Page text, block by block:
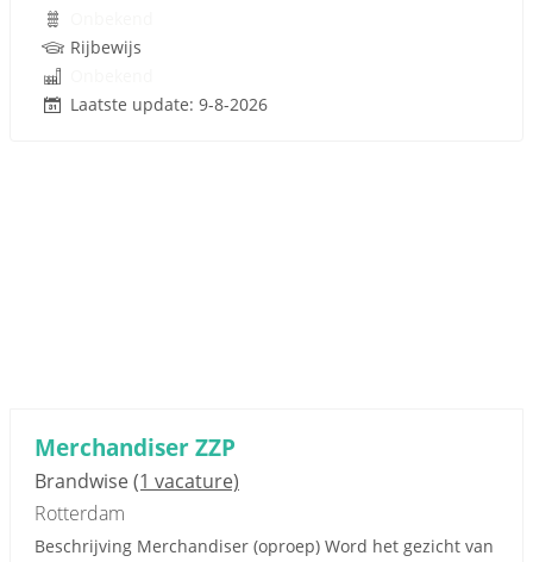
Rijbewijs
Laatste update: 9-8-2026
Merchandiser ZZP
Brandwise(1 vacature)
Rotterdam
Beschrijving Merchandiser (oproep) Word het gezicht van